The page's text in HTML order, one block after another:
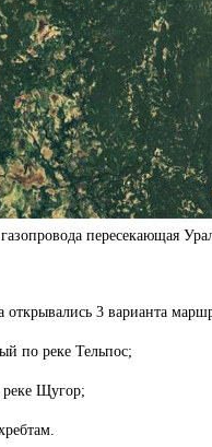
пересекающая
открывались 3 варианта
по реке Тельпос;
Щугор;